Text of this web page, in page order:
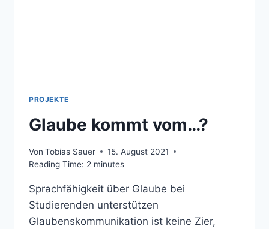
PROJEKTE
Glaube kommt vom…?
Von Tobias Sauer
15. August 2021
Reading Time: 2 minutes
Sprachfähigkeit über Glaube bei
Studierenden unterstützen
Glaubenskommunikation ist keine Zier,